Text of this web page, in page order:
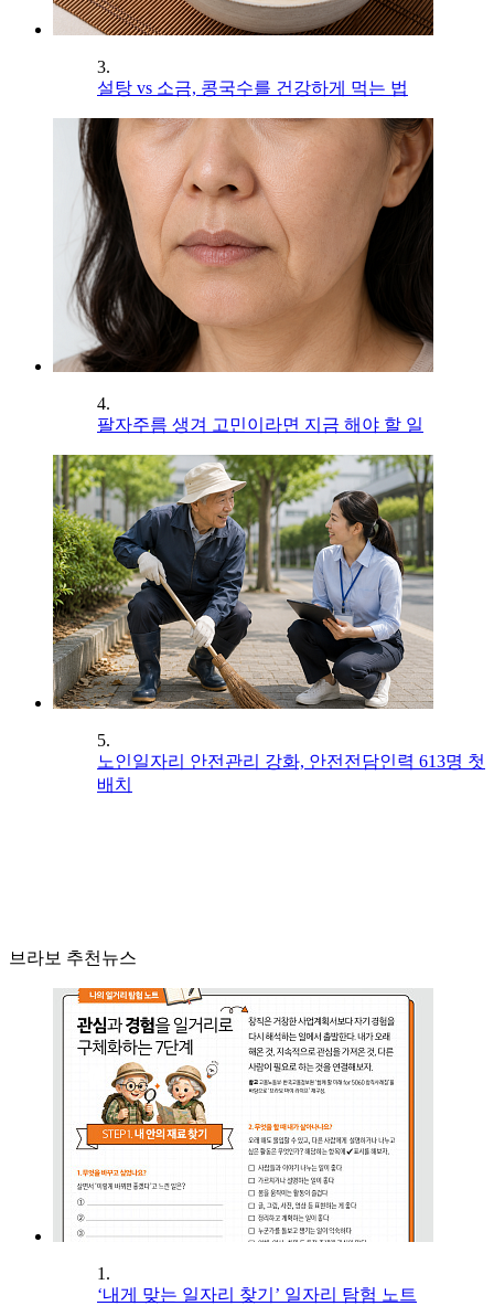
3.
설탕 vs 소금, 콩국수를 건강하게 먹는 법
4.
팔자주름 생겨 고민이라면 지금 해야 할 일
5.
노인일자리 안전관리 강화, 안전전담인력 613명 첫
배치
브라보 추천뉴스
1.
‘내게 맞는 일자리 찾기’ 일자리 탐험 노트